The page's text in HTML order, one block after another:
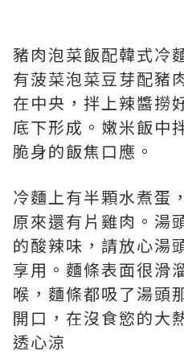
豬肉泡菜飯配韓式冷
有菠菜泡菜豆芽配豬
在中央，拌上辣醬撈
底下形成。嫩米飯中
脆身的飯焦口應。
冷麵上有半顆水煮蛋
原來還有片雞肉。湯
的酸辣味，請放心湯
享用。麵條表面很滑
喉，麵條都吸了湯頭
開口，在沒食慾的大
透心涼